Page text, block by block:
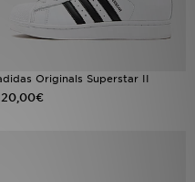
Originals Superstar II